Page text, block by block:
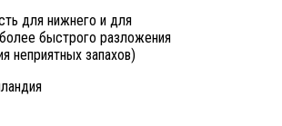
для нижнего и для
быстрого разложения
неприятных запахов)